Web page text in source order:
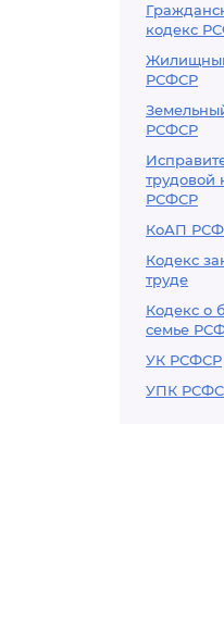
кодекс
РСФСР
РСФСР
трудовой
РСФСР
КоАП
Кодекс
труде
Кодекс о
семье
УК РСФСР
УПК